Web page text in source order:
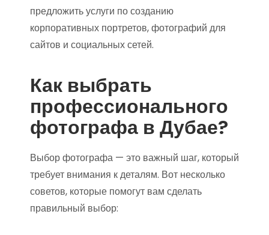
предложить услуги по созданию
корпоративных портретов, фотографий для
сайтов и социальных сетей.
Как выбрать
профессионального
фотографа в Дубае?
Выбор фотографа — это важный шаг, который
требует внимания к деталям. Вот несколько
советов, которые помогут вам сделать
правильный выбор: